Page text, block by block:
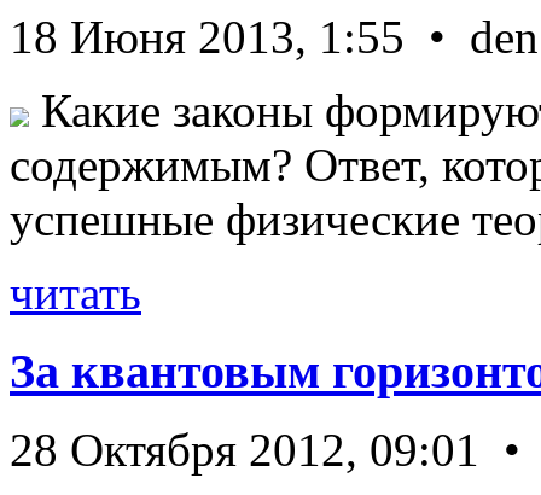
18 Июня 2013, 1:55 • den
Какие законы
содержимым? Ответ,
успешные физические
читать
За квантовым
28 Октября 2012, 09:01